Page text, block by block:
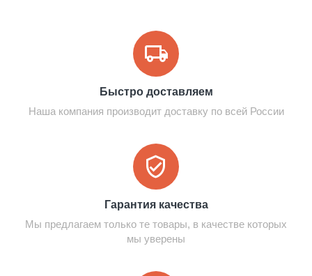
Быстро доставляем
Наша компания производит доставку по всей России
Гарантия качества
Мы предлагаем только те товары, в качестве которых
мы уверены